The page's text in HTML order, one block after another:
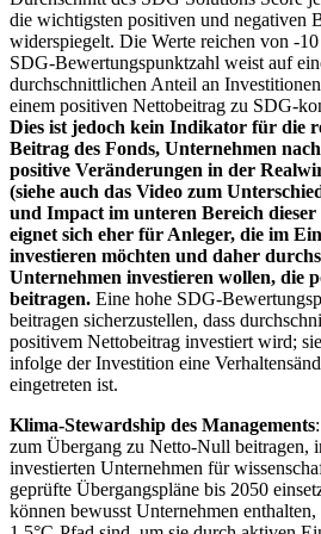
die wichtigsten positiven und negativen
widerspiegelt. Die Werte reichen von -
SDG-Bewertungspunktzahl weist auf
durchschnittlichen Anteil an
einem positiven Nettobeitrag zu SDG-
Dies ist jedoch kein Indikator für die
Beitrag des Fonds, Unternehmen
positive Veränderungen in der
(siehe auch das Video zum
und Impact im unteren Bereich
eignet sich eher für Anleger, die im
investieren möchten und daher
Unternehmen investieren wollen, die
beitragen. Eine hohe SDG-
beitragen sicherzustellen, dass
positivem Nettobeitrag investiert wird;
infolge der Investition eine
eingetreten ist.
Klima-Stewardship des Managements
zum Übergang zu Netto-Null beitragen,
investierten Unternehmen für
geprüfte Übergangspläne bis 2050
können bewusst Unternehmen